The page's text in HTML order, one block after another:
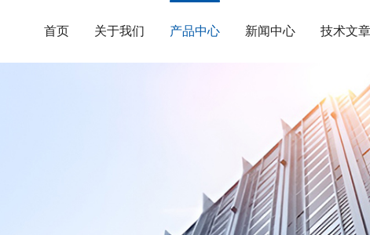
首页 关于我们 产品中心 新闻中心 技术文章